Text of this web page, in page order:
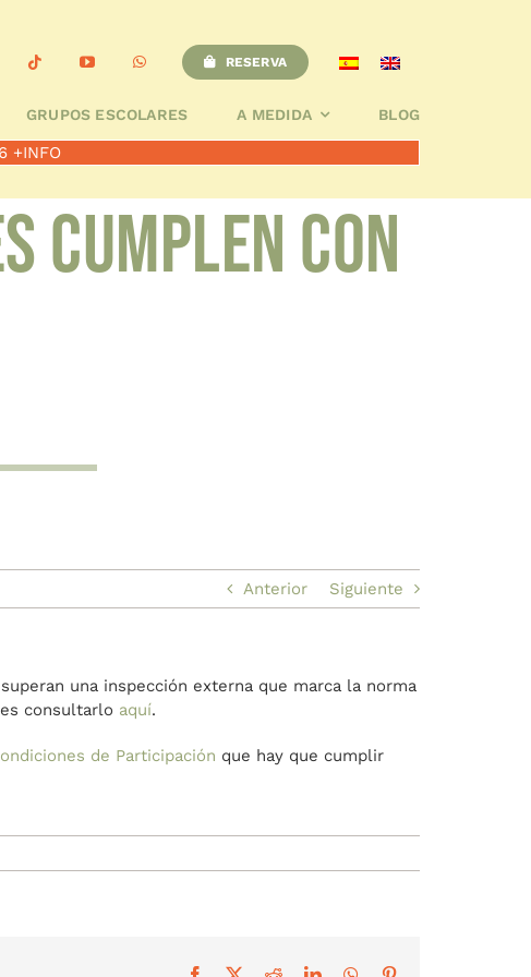
RESERVA
GRUPOS ESCOLARES A MEDIDA BLOG
+INFO
cumplen con
Anterior Siguiente
una inspección externa que marca la norma
consultarlo aquí.
de Participación que hay que cumplir